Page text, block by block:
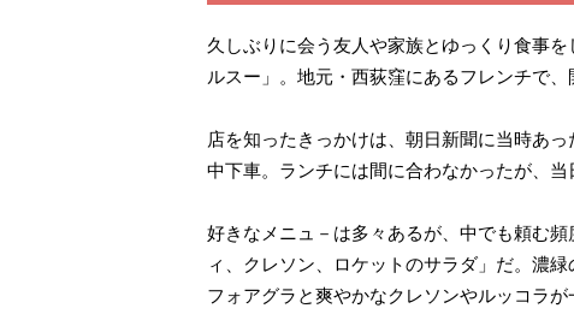
久しぶりに会う友人や家族とゆっくり食事
ルスー」。地元・西荻窪にあるフレンチで、
店を知ったきっかけは、朝日新聞に当時あ
中下車。ランチには間に合わなかったが、
好きなメニュ－は多々あるが、中でも頼む
ィ、クレソン、ロケットのサラダ」だ。濃
フォアグラと爽やかなクレソンやルッコラ